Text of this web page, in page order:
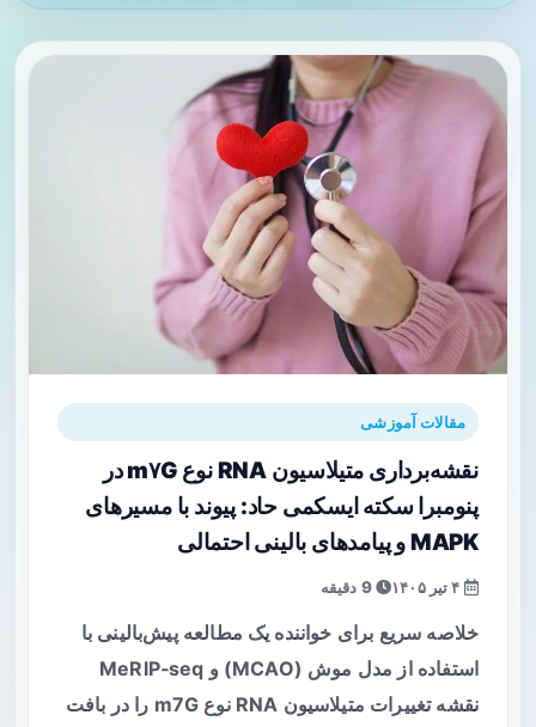
مقالات آموزشی
نقشه‌برداری متیلاسیون RNA نوع m۷G در
پنومبرا سکته ایسکمی حاد: پیوند با مسیرهای
MAPK و پیامدهای بالینی احتمالی
9 دقیقه
خلاصه سریع برای خواننده یک مطالعه پیش‌بالینی با
استفاده از مدل موش (MCAO) و MeRIP‑seq
نقشه تغییرات متیلاسیون RNA نوع m7G را در بافت